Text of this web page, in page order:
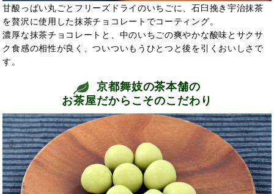
甘酸っぱい丸ごとフリーズドライのいちごに、石臼挽き宇治抹茶
を贅沢に使用した抹茶チョコレートでコーティング。
濃厚な抹茶チョコレートと、中のいちごの爽やかな酸味とサクサ
ク食感の相性が良く、ついついもうひとつと後を引くおいしさで
す。
京都舞妓の茶本舗の
お茶屋だからこそのこだわり